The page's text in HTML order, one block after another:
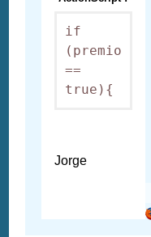
if
(premio
==
true){
Jorge